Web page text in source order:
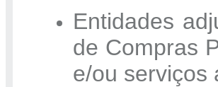
Entidades
de Compras
e/ou serviços